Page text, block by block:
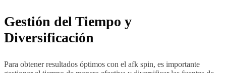
Gestión del Tiempo y
Diversificación
Para obtener resultados óptimos con el afk spin, es importante